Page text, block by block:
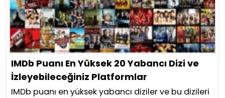
IMDb Puanı En Yüksek 20 Yabancı Dizi ve
İzleyebileceğiniz Platformlar
IMDb puanı en yüksek yabancı diziler ve bu dizileri